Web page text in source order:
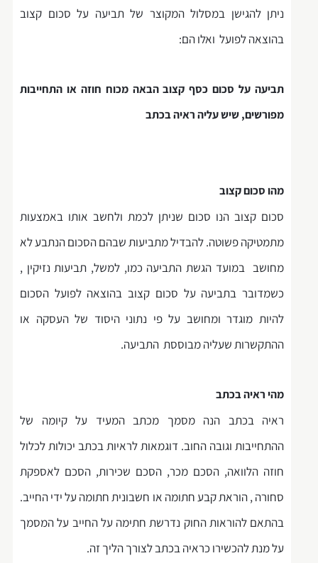
ניתן להגישן במסלול המקוצר של תביעה על סכום קצוב
בהוצאה לפועל ואלו הם:
תביעה על סכום כסף קצוב הבאה מכוח חוזה או התחייבות
מפורשים, שיש עליה ראיה בכתב
מהו סכום קצוב
סכום קצוב הנו סכום שניתן לכמת ולחשב אותו באמצעות
מתמטיקה פשוטה. להבדיל מתביעות שבהם הסכום הנתבע לא
מחושב במועד הגשת התביעה כמו, למשל, תביעות נזיקין ,
כשמדובר בתביעה על סכום קצוב בהוצאה לפועל הסכום
להיות מוגדר ומחושב על פי נתוני היסוד של העסקה או
ההתקשרות שעליה מבוססת התביעה.
מהי ראיה בכתב
ראיה בכתב הנה מסמך מכתב המעיד על קיומה של
ההתחייבות וגובה החוב. דוגמאות לראיות בכתב יכולות לכלול
חוזה הלוואה, הסכם מכר, הסכם שכירות, הסכם לאספקת
סחורה , הוראת קבע חתומה או חשבונית חתומה על ידי החייב.
בהתאם להוראות החוק נדרשת חתימה על החייב על המסמך
על מנת להכשירו כראיה בכתב לצורך הליך זה.